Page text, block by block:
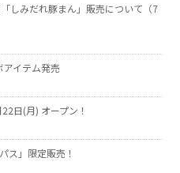
しみだれ豚まん」販売について（7
イテム発売
日(月) オープン！
ス」限定販売！